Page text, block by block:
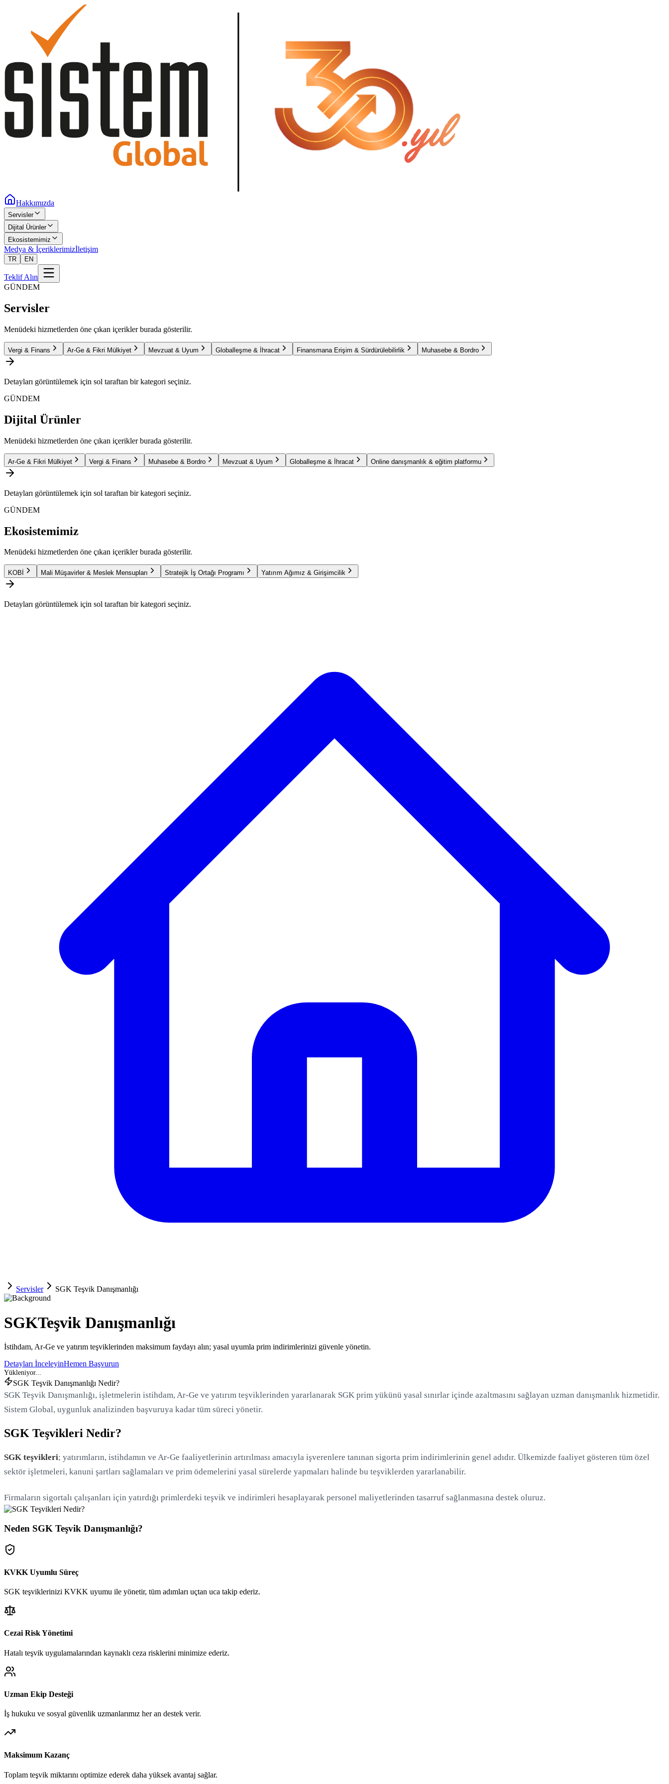
Hakkımızda
Servisler
Dijital Ürünler
Ekosistemimiz
Medya & İçeriklerimizİletişim
TR EN
Teklif Alın
GÜNDEM
Servisler
Menüdeki hizmetlerden öne çıkan içerikler burada gösterilir.
Vergi & Finans Ar-Ge & Fikri Mülkiyet Mevzuat & Uyum Globalleşme & İhracat Finansmana Erişim & Sürdürülebilirlik Muhasebe & Bordro
Detayları görüntülemek için sol taraftan bir kategori seçiniz.
GÜNDEM
Dijital Ürünler
Menüdeki hizmetlerden öne çıkan içerikler burada gösterilir.
Ar-Ge & Fikri Mülkiyet Vergi & Finans Muhasebe & Bordro Mevzuat & Uyum Globalleşme & İhracat Online danışmanlık & eğitim platformu
Detayları görüntülemek için sol taraftan bir kategori seçiniz.
GÜNDEM
Ekosistemimiz
Menüdeki hizmetlerden öne çıkan içerikler burada gösterilir.
KOBİ Mali Müşavirler & Meslek Mensupları Stratejik İş Ortağı Programı Yatırım Ağımız & Girişimcilik
Detayları görüntülemek için sol taraftan bir kategori seçiniz.
Servisler SGK Teşvik Danışmanlığı
SGKTeşvik Danışmanlığı
İstihdam, Ar-Ge ve yatırım teşviklerinden maksimum faydayı alın; yasal uyumla prim indirimlerinizi güvenle yönetin.
Detayları İnceleyinHemen Başvurun
SGK Teşvik Danışmanlığı Nedir?
SGK Teşvik Danışmanlığı, işletmelerin istihdam, Ar-Ge ve yatırım teşviklerinden yararlanarak SGK prim yükünü yasal sınırlar içinde azaltmasını sağlayan uzman danışmanlık hizmetidir.
Sistem Global, uygunluk analizinden başvuruya kadar tüm süreci yönetir.
SGK Teşvikleri Nedir?
SGK teşvikleri; yatırımların, istihdamın ve Ar-Ge faaliyetlerinin artırılması amacıyla işverenlere tanınan sigorta prim indirimlerinin genel adıdır. Ülkemizde faaliyet gösteren tüm özel
sektör işletmeleri, kanuni şartları sağlamaları ve prim ödemelerini yasal sürelerde yapmaları halinde bu teşviklerden yararlanabilir.
Firmaların sigortalı çalışanları için yatırdığı primlerdeki teşvik ve indirimleri hesaplayarak personel maliyetlerinden tasarruf sağlanmasına destek oluruz.
Neden SGK Teşvik Danışmanlığı?
KVKK Uyumlu Süreç
SGK teşviklerinizi KVKK uyumu ile yönetir, tüm adımları uçtan uca takip ederiz.
Cezai Risk Yönetimi
Hatalı teşvik uygulamalarından kaynaklı ceza risklerini minimize ederiz.
Uzman Ekip Desteği
İş hukuku ve sosyal güvenlik uzmanlarımız her an destek verir.
Maksimum Kazanç
Toplam teşvik miktarını optimize ederek daha yüksek avantaj sağlar.